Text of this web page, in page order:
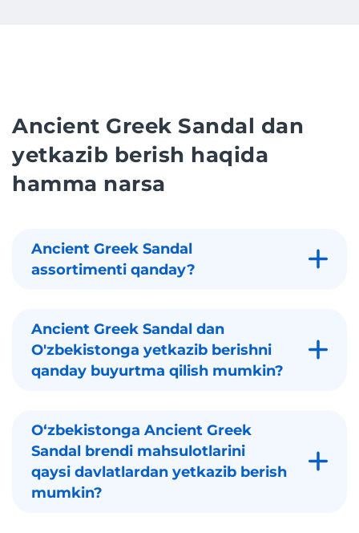
Ancient Greek Sandal dan
yetkazib berish haqida
hamma narsa
Ancient Greek Sandal
assortimenti qanday?
Ancient Greek Sandal dan
O'zbekistonga yetkazib berishni
qanday buyurtma qilish mumkin?
Oʻzbekistonga Ancient Greek
Sandal brendi mahsulotlarini
qaysi davlatlardan yetkazib berish
mumkin?